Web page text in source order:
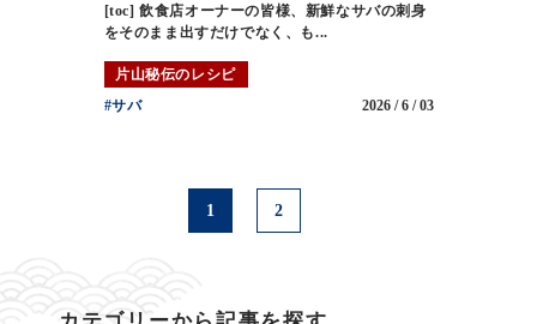
[toc] 飲食店オーナーの皆様、新鮮なサバの刺身
をそのまま出すだけでなく、も...
片山秘伝のレシピ
#サバ
2026 / 6 / 03
1 2